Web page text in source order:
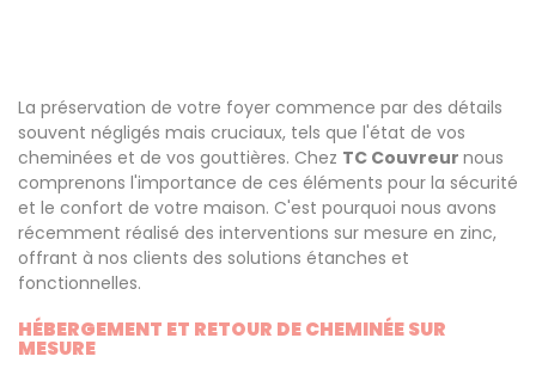
La préservation de votre foyer commence par des détails
souvent négligés mais cruciaux, tels que l'état de vos
cheminées et de vos gouttières. Chez TC Couvreur nous
comprenons l'importance de ces éléments pour la sécurité
et le confort de votre maison. C'est pourquoi nous avons
récemment réalisé des interventions sur mesure en zinc,
offrant à nos clients des solutions étanches et
fonctionnelles.
HÉBERGEMENT ET RETOUR DE CHEMINÉE SUR
MESURE